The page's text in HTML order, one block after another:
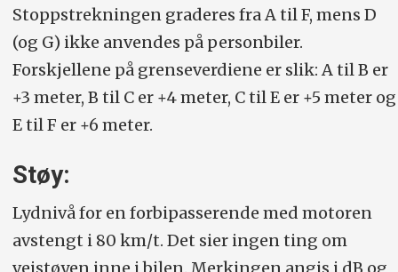
Stoppstrekningen graderes fra A til F, mens D
(og G) ikke anvendes på personbiler.
Forskjellene på grenseverdiene er slik: A til B er
+3 meter, B til C er +4 meter, C til E er +5 meter og
E til F er +6 meter.
Støy:
Lydnivå for en forbipasserende med motoren
avstengt i 80 km/t. Det sier ingen ting om